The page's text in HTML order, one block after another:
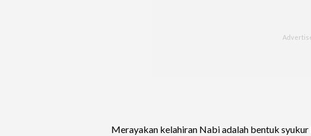
Merayakan kelahiran Nabi adalah bentuk